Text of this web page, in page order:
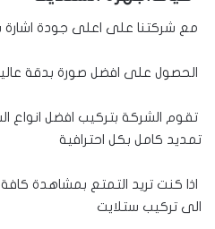
مع شركتنا على اعلى جودة
الحصول على افضل صورة بدقة
تقوم الشركة بتركيب افضل انواع
تمديد كامل بكل احترافية
اذا كنت تريد التمتع بمشاهدة
الى تركيب ستلايت